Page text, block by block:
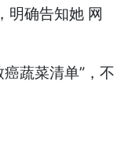
明确告知她 网
蔬菜清单”，不